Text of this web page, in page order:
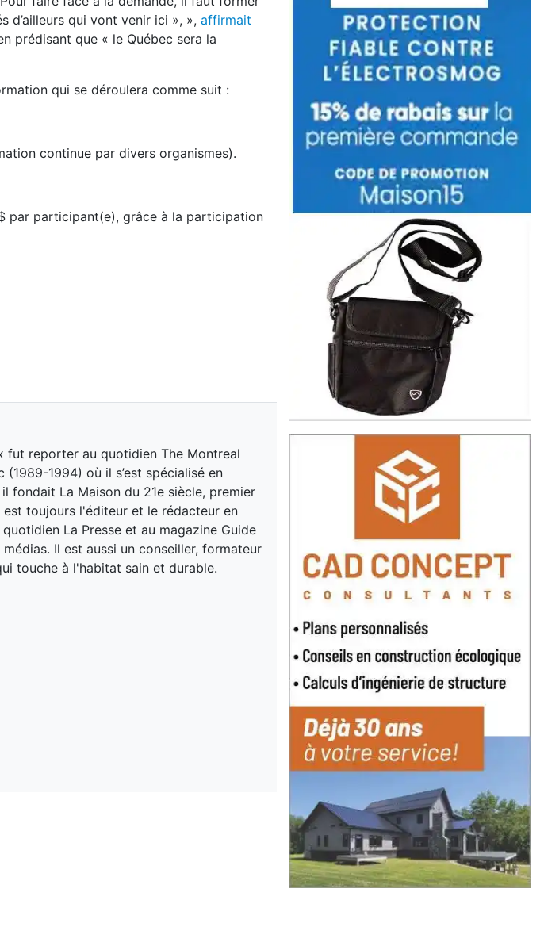
d’ailleurs qui vont venir ici », », affirmait
prédisant que « le Québec sera la
qui se déroulera comme suit :
continue par divers organismes).
par participant(e), grâce à la participation
fut reporter au quotidien The Montreal
1994) où il s’est spécialisé en
fondait La Maison du 21e siècle, premier
toujours l'éditeur et le rédacteur en
La Presse et au magazine Guide
Il est aussi un conseiller, formateur
touche à l'habitat sain et durable.